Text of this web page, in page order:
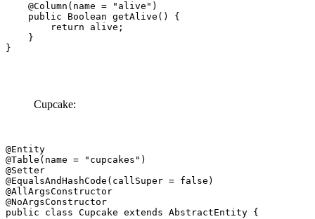
    @Column(name = "alive")
    public Boolean getAlive() {
        return alive;
    }
}
Cupcake:
@Entity
@Table(name = "cupcakes")
@Setter
@EqualsAndHashCode(callSuper = false)
@AllArgsConstructor
@NoArgsConstructor
public class Cupcake extends AbstractEntity {